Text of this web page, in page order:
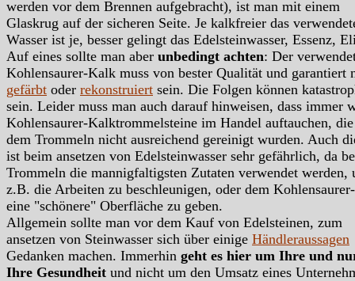
werden vor dem Brennen aufgebracht), ist man mit einem
Glaskrug auf der sicheren Seite. Je kalkfreier das
Wasser ist je, besser gelingt das Edelsteinwasser, Essenz,
Auf eines sollte man aber unbedingt achten: Der
Kohlensaurer-Kalk muss von bester Qualität und garantiert
gefärbt oder rekonstruiert sein. Die Folgen können
sein. Leider muss man auch darauf hinweisen, dass immer
Kohlensaurer-Kalktrommelsteine im Handel auftauchen,
dem Trommeln nicht ausreichend gereinigt wurden. Auch
ist beim ansetzen von Edelsteinwasser sehr gefährlich, da
Trommeln die mannigfaltigsten Zutaten verwendet werden,
z.B. die Arbeiten zu beschleunigen, oder dem
eine "schönere" Oberfläche zu geben.
Allgemein sollte man vor dem Kauf von Edelsteinen, zum
ansetzen von Steinwasser sich über einige Händleraussagen
Gedanken machen. Immerhin geht es hier um Ihre und
Ihre Gesundheit und nicht um den Umsatz eines